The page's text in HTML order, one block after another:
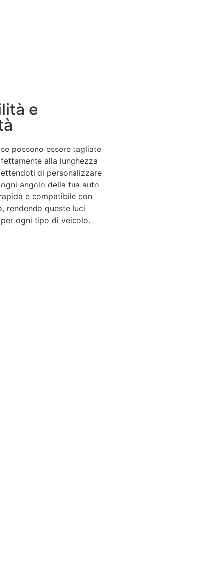
e
possono essere tagliate
alla lunghezza
di personalizzare
ogni angolo della tua auto.
e compatibile con
rendendo queste luci
ogni tipo di veicolo.